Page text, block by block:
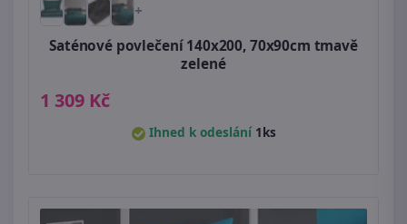
+
Saténové povlečení 140x200, 70x90cm tmavě
zelené
1 309 Kč
Ihned k odeslání 1ks